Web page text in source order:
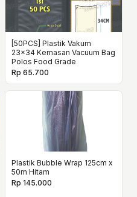
[50PCS] Plastik Vakum
23x34 Kemasan Vacuum Bag
Polos Food Grade
Rp 65.700
Plastik Bubble Wrap 125cm x
50m Hitam
Rp 145.000